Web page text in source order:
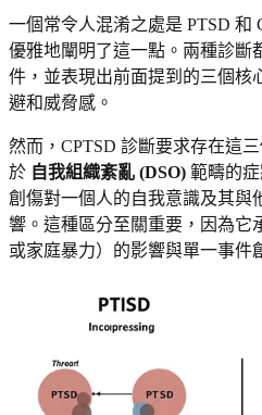
一個常令人混淆之處是 PTSD 和
優雅地闡明了這一點。兩種診斷
件，並表現出前面提到的三個核
避和威脅感。
然而，CPTSD 診斷要求存在這三
於 自我組織紊亂 (DSO) 範疇的
創傷對一個人的自我意識及其與
響。這種區分至關重要，因為它
或家庭暴力）的影響與單一事件